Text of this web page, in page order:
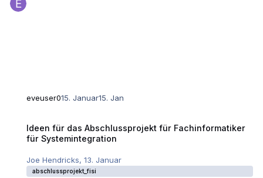
eveuser015. Januar15. Jan
Ideen für das Abschlussprojekt für Fachinformatiker
für Systemintegration
Joe Hendricks, 13. Januar
abschlussprojekt_fisi